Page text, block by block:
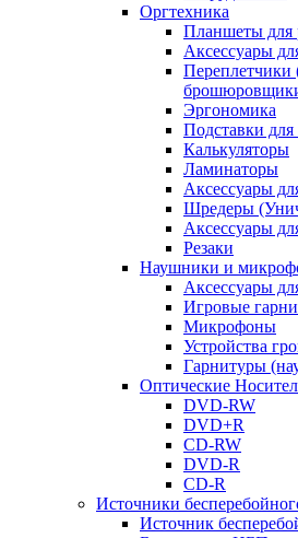
Оргтехника
Планшеты для
Аксессуары
Эргономика
Подставки для
Калькуляторы
Ламинаторы
Аксессуары
Шредеры
Аксессуары
Резаки
Наушники и
Аксессуары
Игровые
Микрофоны
Устройства
Гарнитуры
Оптические
DVD-RW
DVD+R
CD-RW
DVD-R
CD-R
Источники
Источник